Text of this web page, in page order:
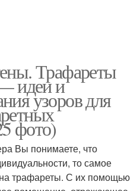
Трафареты
идеи и
узоров для
фото)
Вы понимаете, что
то самое
трафареты. С их помощью